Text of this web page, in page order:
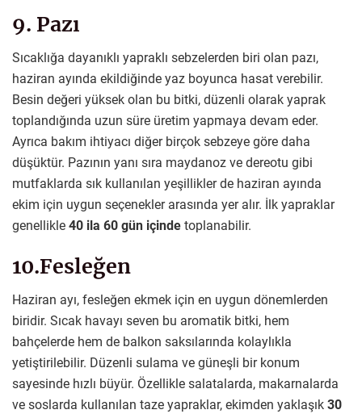
9. Pazı
Sıcaklığa dayanıklı yapraklı sebzelerden biri olan pazı,
haziran ayında ekildiğinde yaz boyunca hasat verebilir.
Besin değeri yüksek olan bu bitki, düzenli olarak yaprak
toplandığında uzun süre üretim yapmaya devam eder.
Ayrıca bakım ihtiyacı diğer birçok sebzeye göre daha
düşüktür. Pazının yanı sıra maydanoz ve dereotu gibi
mutfaklarda sık kullanılan yeşillikler de haziran ayında
ekim için uygun seçenekler arasında yer alır. İlk yapraklar
genellikle 40 ila 60 gün içinde toplanabilir.
10.Fesleğen
Haziran ayı, fesleğen ekmek için en uygun dönemlerden
biridir. Sıcak havayı seven bu aromatik bitki, hem
bahçelerde hem de balkon saksılarında kolaylıkla
yetiştirilebilir. Düzenli sulama ve güneşli bir konum
sayesinde hızlı büyür. Özellikle salatalarda, makarnalarda
ve soslarda kullanılan taze yapraklar, ekimden yaklaşık 30